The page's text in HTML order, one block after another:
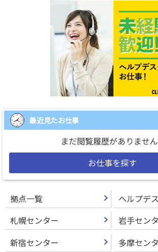
最近見たお仕事
まだ閲覧履歴がありません
お仕事を探す
拠点一覧
ヘルプデ
札幌センター
岩手セン
新宿センター
多摩セン